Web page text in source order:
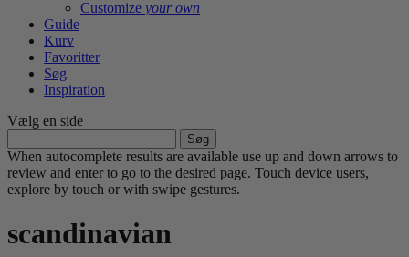
Customize your own
Guide
Kurv
Favoritter
Søg
Inspiration
Vælg en side
efter:
When autocomplete results are available use up and down arrows to
review and enter to go to the desired page. Touch device users,
explore by touch or with swipe gestures.
scandinavian